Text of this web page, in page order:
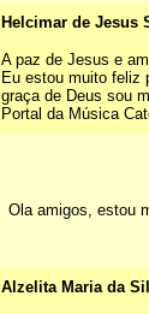
Helcimar de Jesus
A paz de Jesus e
Eu estou muito feliz
graça de Deus sou
Portal da Música
Ola amigos, estou
Alzelita Maria da